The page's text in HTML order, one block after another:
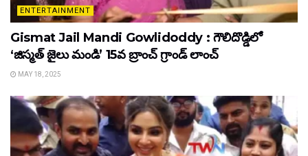
ENTERTAINMENT
Gismat Jail Mandi Gowlidoddy : గౌలిదొడ్డిలో
‘జిస్మత్ జైలు మండి’ 15వ బ్రాంచ్ గ్రాండ్ లాంచ్
MAY 18, 2025